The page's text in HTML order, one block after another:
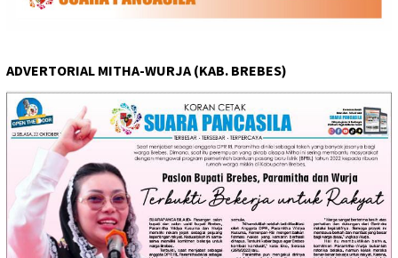
ADVERTORIAL MITHA-WURJA (KAB. BREBES)